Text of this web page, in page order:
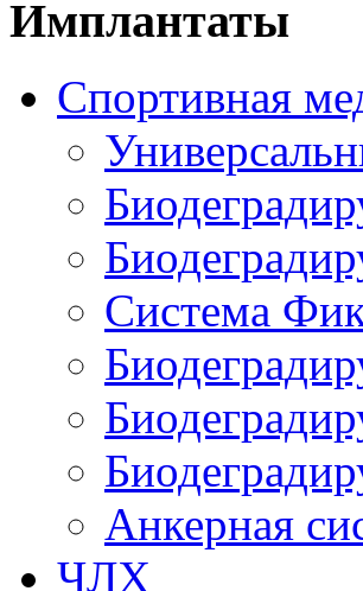
Имплантаты
Спортивная
Система
Анкерная
ЧЛХ